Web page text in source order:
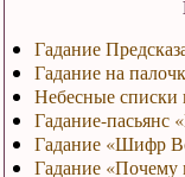
Гадание
Гадание на
Небесные списки
Гадание-пасьянс
Гадание «Шифр
Гадание «Почему